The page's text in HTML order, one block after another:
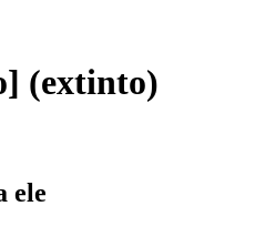
(extinto)
ele